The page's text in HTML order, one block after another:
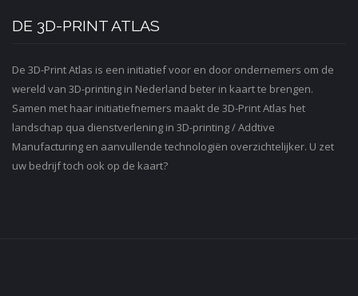
DE 3D-PRINT ATLAS
De 3D-Print Atlas is een initiatief voor en door ondernemers om de
wereld van 3D-printing in Nederland beter in kaart te brengen.
Samen met haar initiatiefnemers maakt de 3D-Print Atlas het
landschap qua dienstverlening in 3D-printing / Addtive
Manufacturing en aanvullende technologiën overzichtelijker. U zet
uw bedrijf toch ook op de kaart?